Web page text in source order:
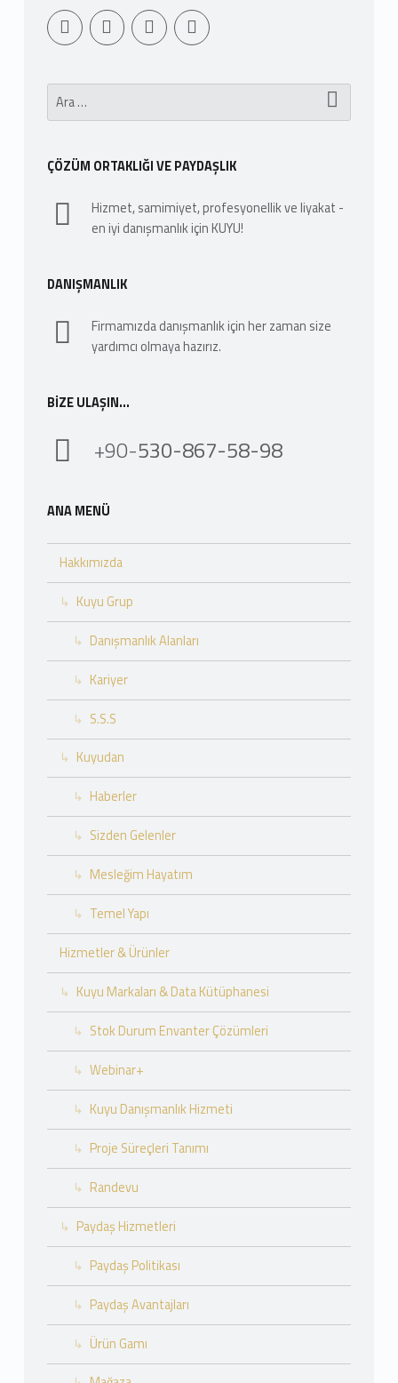
WebMan on Facebook
YoutubeWebMan DesignSepet
Arama:
ÇÖZÜM ORTAKLIĞI VE PAYDAŞLIK
Hizmet, samimiyet, profesyonellik ve liyakat -
en iyi danışmanlık için KUYU!
DANIŞMANLIK
Firmamızda danışmanlık için her zaman size
yardımcı olmaya hazırız.
BIZE ULAŞIN…
+90-530-867-58-98
ANA MENÜ
Hakkımızda
Kuyu Grup
Danışmanlık Alanları
Kariyer
S.S.S
Kuyudan
Haberler
Sizden Gelenler
Mesleğim Hayatım
Temel Yapı
Hizmetler & Ürünler
Kuyu Markaları & Data Kütüphanesi
Stok Durum Envanter Çözümleri
Webinar+
Kuyu Danışmanlık Hizmeti
Proje Süreçleri Tanımı
Randevu
Paydaş Hizmetleri
Paydaş Politikası
Paydaş Avantajları
Ürün Gamı